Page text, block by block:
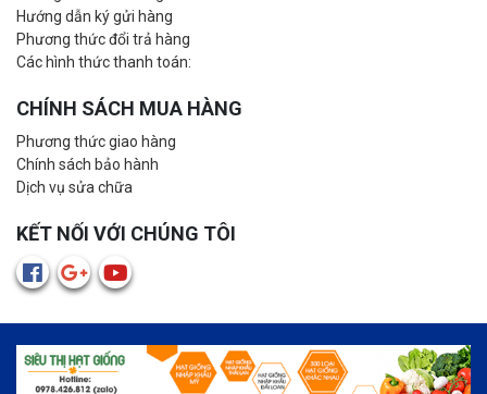
Hướng dẫn ký gửi hàng
Phương thức đổi trả hàng
Các hình thức thanh toán:
CHÍNH SÁCH MUA HÀNG
Phương thức giao hàng
Chính sách bảo hành
Dịch vụ sửa chữa
KẾT NỐI VỚI CHÚNG TÔI